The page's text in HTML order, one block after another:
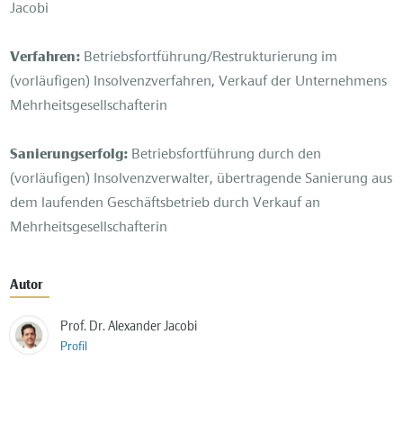
Jacobi
Verfahren: Betriebsfortführung/Restrukturierung im
(vorläufigen) Insolvenzverfahren, Verkauf der Unternehmens
Mehrheitsgesellschafterin
Sanierungserfolg: Betriebsfortführung durch den
(vorläufigen) Insolvenzverwalter, übertragende Sanierung aus
dem laufenden Geschäftsbetrieb durch Verkauf an
Mehrheitsgesellschafterin
Autor
Prof. Dr. Alexander Jacobi
Profil